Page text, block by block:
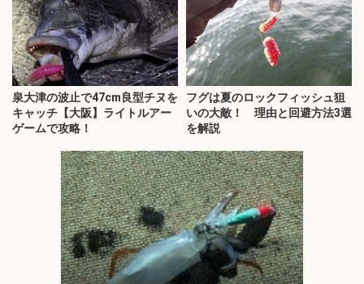
泉大津の波止で47cm良型チヌを
キャッチ【大阪】ライトルアー
ゲームで攻略！
フグは夏のロックフィッシュ狙
いの大敵！ 理由と回避方法3選
を解説